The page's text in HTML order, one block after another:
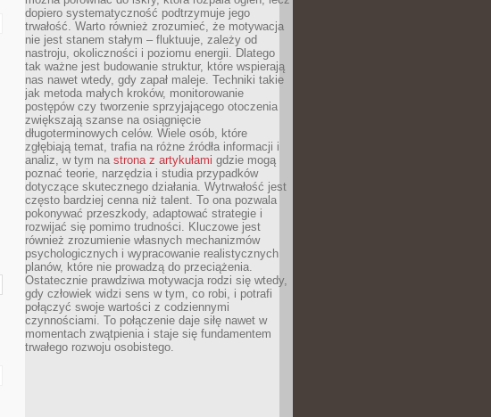
dopiero systematyczność podtrzymuje jego
trwałość. Warto również zrozumieć, że motywacja
nie jest stanem stałym – fluktuuje, zależy od
nastroju, okoliczności i poziomu energii. Dlatego
tak ważne jest budowanie struktur, które wspierają
nas nawet wtedy, gdy zapał maleje. Techniki takie
jak metoda małych kroków, monitorowanie
postępów czy tworzenie sprzyjającego otoczenia
zwiększają szanse na osiągnięcie
długoterminowych celów. Wiele osób, które
zgłębiają temat, trafia na różne źródła informacji i
analiz, w tym na strona z artykułami gdzie mogą
poznać teorie, narzędzia i studia przypadków
dotyczące skutecznego działania. Wytrwałość jest
często bardziej cenna niż talent. To ona pozwala
pokonywać przeszkody, adaptować strategie i
rozwijać się pomimo trudności. Kluczowe jest
również zrozumienie własnych mechanizmów
psychologicznych i wypracowanie realistycznych
planów, które nie prowadzą do przeciążenia.
Ostatecznie prawdziwa motywacja rodzi się wtedy,
gdy człowiek widzi sens w tym, co robi, i potrafi
połączyć swoje wartości z codziennymi
czynnościami. To połączenie daje siłę nawet w
momentach zwątpienia i staje się fundamentem
trwałego rozwoju osobistego.